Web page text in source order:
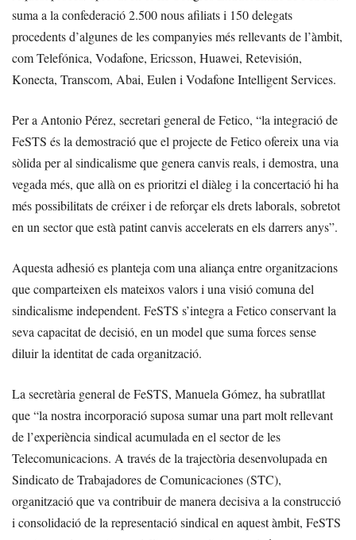
suma a la confederació 2.500 nous afiliats i 150 delegats
procedents d’algunes de les companyies més rellevants de l’àmbit,
com Telefónica, Vodafone, Ericsson, Huawei, Retevisión,
Konecta, Transcom, Abai, Eulen i Vodafone Intelligent Services.
Per a Antonio Pérez, secretari general de Fetico, “la integració de
FeSTS és la demostració que el projecte de Fetico ofereix una via
sòlida per al sindicalisme que genera canvis reals, i demostra, una
vegada més, que allà on es prioritzi el diàleg i la concertació hi ha
més possibilitats de créixer i de reforçar els drets laborals, sobretot
en un sector que està patint canvis accelerats en els darrers anys”.
Aquesta adhesió es planteja com una aliança entre organitzacions
que comparteixen els mateixos valors i una visió comuna del
sindicalisme independent. FeSTS s’integra a Fetico conservant la
seva capacitat de decisió, en un model que suma forces sense
diluir la identitat de cada organització.
La secretària general de FeSTS, Manuela Gómez, ha subratllat
que “la nostra incorporació suposa sumar una part molt rellevant
de l’experiència sindical acumulada en el sector de les
Telecomunicacions. A través de la trajectòria desenvolupada en
Sindicato de Trabajadores de Comunicaciones (STC),
organització que va contribuir de manera decisiva a la construcció
i consolidació de la representació sindical en aquest àmbit, FeSTS